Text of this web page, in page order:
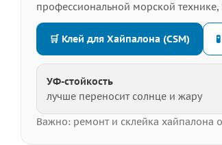
профессиональной морской
🛒 Клей для Хайпалона (CSM)
УФ-стойкость
лучше переносит солнце и жару
Важно: ремонт и склейка хайпалона